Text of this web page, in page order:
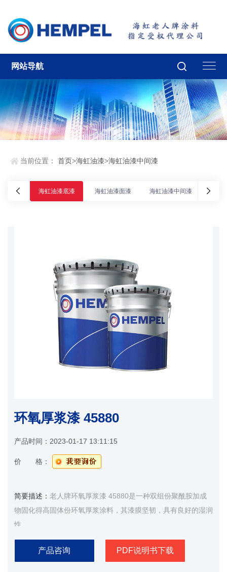
网站导航
当前位置：首页>海虹油漆>海虹油漆中间漆
海虹油漆底漆 海虹油漆面漆 海虹油漆中间漆 海虹油
环氧厚浆漆 45880
产品时间： 2023-01-17 13:11:15
价 格：
简要描述： 老人牌环氧厚浆漆 45880是一种双组份聚酰胺加成
物固化得高固体份环氧厚浆涂料，其漆膜坚韧，具有良好的湿润
性
产品咨询 PDF说明书下载